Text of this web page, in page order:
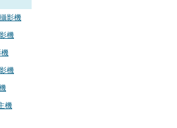
影機
機
機
機